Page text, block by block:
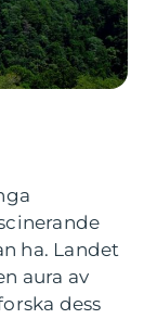
ha. Landet
aura av
dess